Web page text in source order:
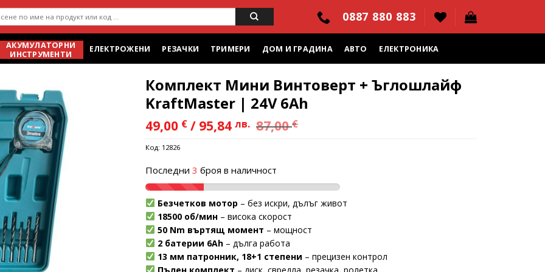
0887 880 883
АКУМУЛАТОРНИ
ИНСТРУМЕНТИ
ЕЛЕКТРОЖЕНИ РЕЗАЧКИ ТРИМЕРИ ДОМ И ГРАДИНА АВТО ЕЛЕКТРОНИКА
Комплект Мини Винтоверт + Ъглошлайф
KraftMaster | 24V 6Ah
49,00 € / 95,84 лв. 87,00€
Код: 12826
Последни 3 броя в наличност
Безчетков мотор – без искри, дълъг живот
18500 об/мин– висока скорост
50 Nm въртящ момент – мощност
2 батерии 6Ah– дълга работа
13 мм патронник, 18+1 степени – прецизен контрол
Пълен комплект – диск, свредла, резачка, ролетка